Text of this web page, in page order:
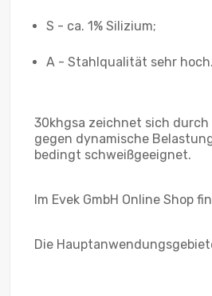
S - ca. 1% Silizium;
А - Stahlqualität sehr hoch.
30khgsa zeichnet sich
gegen dynamische
bedingt schweißgeeignet.
Im Evek GmbH Online Shop
Die